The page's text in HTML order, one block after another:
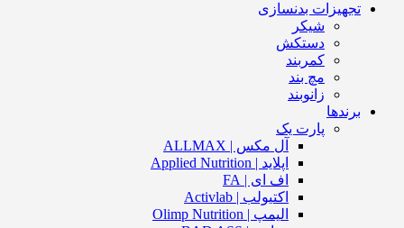
تجهیزات بدنسازی
شیکر
دستکش
کمربند
مچ بند
زانوبند
برندها
پارت یک
آل مکس | ALLMAX
اپلاید | Applied Nutrition
اف ای | FA
اکتیولب | Activlab
الیمپ | Olimp Nutrition